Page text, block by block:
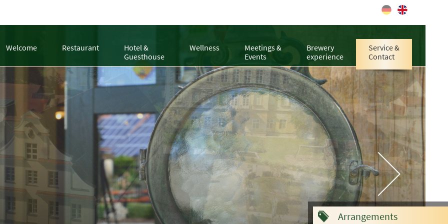
Welcome Restaurant
Hotel &
Guesthouse
Wellness
Meetings &
Events
Brewery
experience
Service &
Contact
Arrangements